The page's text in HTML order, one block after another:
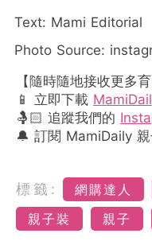
Text: Mami Editorial
Photo Source:
【隨時隨地接收更多
📱 立即下載
🤱🏻 追蹤我們的
🔔 訂閱 MamiDaily 親
標籤: 網購達人
親子裝
親子